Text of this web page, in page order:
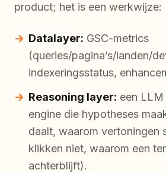
product; het is een werkwijze:
Datalayer: GSC-metrics
(queries/pagina’s/landen/
indexeringsstatus,
Reasoning layer: een
engine die hypotheses
daalt, waarom vertoningen
klikken niet, waarom een
achterblijft).